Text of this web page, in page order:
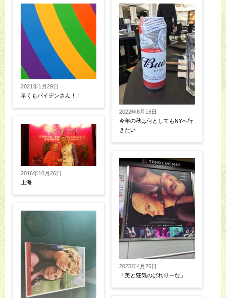
2021年1月29日
早くもバイデンさん！！
2016年10月26日
上海
2022年8月16日
今年の秋は何としてもNYへ行
きたい
2025年4月26日
「美と狂気のばれりーな」